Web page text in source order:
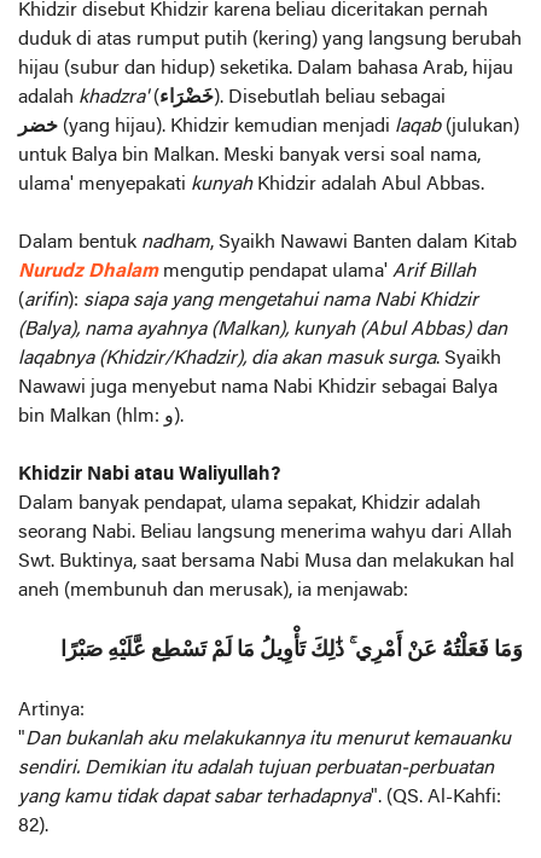
Khidzir disebut Khidzir karena beliau diceritakan pernah
duduk di atas rumput putih (kering) yang langsung berubah
hijau (subur dan hidup) seketika. Dalam bahasa Arab, hijau
adalah khadzra'(خَضْرَاء). Disebutlah beliau sebagai
خضر (yang hijau). Khidzir kemudian menjadi laqab(julukan)
untuk Balya bin Malkan. Meski banyak versi soal nama,
ulama' menyepakati kunyahKhidzir adalah Abul Abbas.
Dalam bentuk nadham, Syaikh Nawawi Banten dalam Kitab
Nurudz Dhalammengutip pendapat ulama' Arif Billah
(arifin): siapa saja yang mengetahui nama Nabi Khidzir
(Balya), nama ayahnya (Malkan), kunyah (Abul Abbas) dan
laqabnya (Khidzir/Khadzir), dia akan masuk surga. Syaikh
Nawawi juga menyebut nama Nabi Khidzir sebagai Balya
bin Malkan (hlm: و).
Khidzir Nabi atau Waliyullah?
Dalam banyak pendapat, ulama sepakat, Khidzir adalah
seorang Nabi. Beliau langsung menerima wahyu dari Allah
Swt. Buktinya, saat bersama Nabi Musa dan melakukan hal
aneh (membunuh dan merusak), ia menjawab:
وَمَا فَعَلْتُهُ عَنْ أَمْرِي ۚ ذَٰلِكَ تَأْوِيلُ مَا لَمْ تَسْطِع عَّلَيْهِ صَبْرًا
Artinya:
"Dan bukanlah aku melakukannya itu menurut kemauanku
sendiri. Demikian itu adalah tujuan perbuatan-perbuatan
yang kamu tidak dapat sabar terhadapnya". (QS. Al-Kahfi:
82).